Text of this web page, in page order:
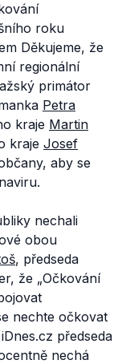
roku
Děkujeme, že
regionální
primátor
Petra
kraje Martin
kraje Josef
aby se
nechali
obou
, předseda
že „Očkování
nechte očkovat
předseda
nechá